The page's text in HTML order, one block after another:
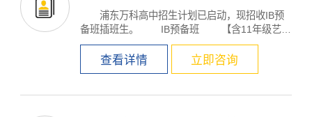
浦东万科高中招生计划已启动，现招收IB预
备班插班生。 IB预备班 【含11年级艺
术、...
查看详情 立即咨询